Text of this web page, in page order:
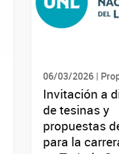
06/03/2026 |
Invitación a
de tesinas y
propuestas
para la